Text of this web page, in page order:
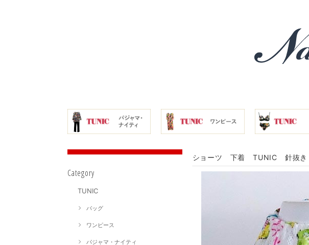
Category
TUNIC
バッグ
ワンピース
パジャマ・ナイティ
ショーツ 下着 TUNIC 針抜き